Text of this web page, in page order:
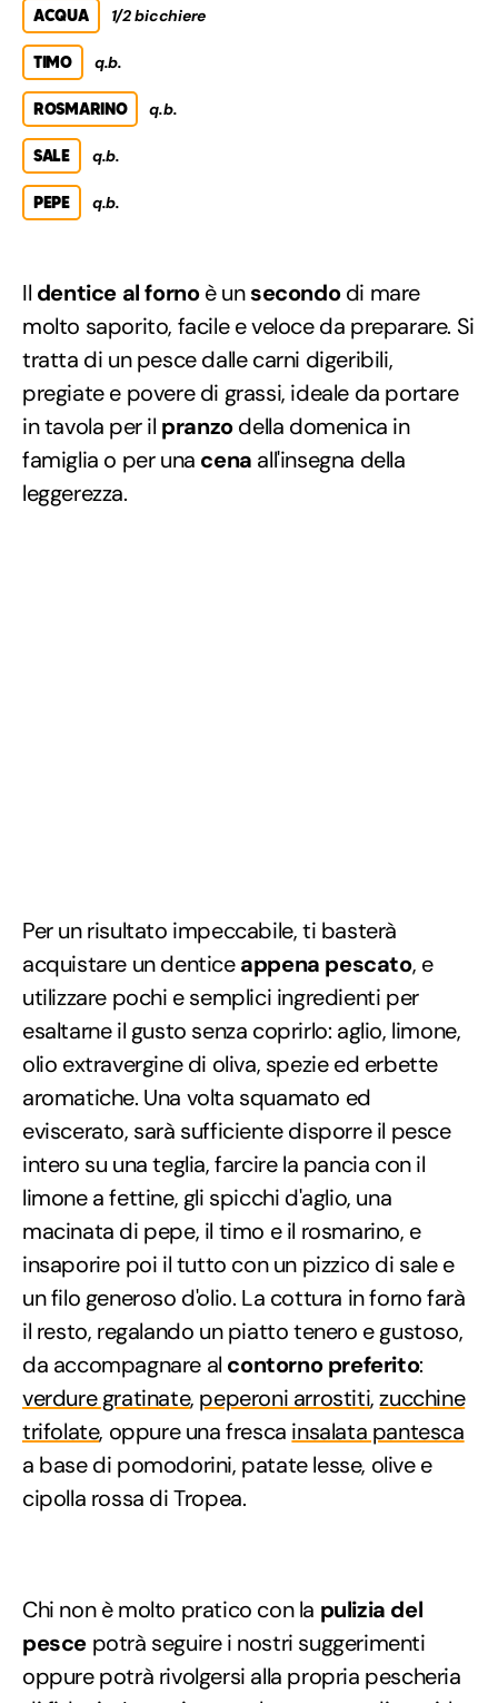
ACQUA 1/2 bicchiere
TIMO q.b.
ROSMARINO q.b.
SALE q.b.
PEPE q.b.
Il dentice al fornoè unsecondodi mare
molto saporito, facile e veloce da preparare. Si
tratta di un pesce dalle carni digeribili,
pregiate e povere di grassi, ideale da portare
in tavola per il pranzodella domenica in
famiglia o per una cena all'insegna della
leggerezza.
Per un risultato impeccabile, ti basterà
acquistare un denticeappena pescato, e
utilizzare pochi e semplici ingredienti per
esaltarne il gusto senza coprirlo: aglio, limone,
olio extravergine di oliva, spezie ed erbette
aromatiche. Una volta squamato ed
eviscerato, sarà sufficiente disporre il pesce
intero su una teglia, farcire la pancia con il
limone a fettine, gli spicchi d'aglio, una
macinata di pepe, il timo e il rosmarino, e
insaporire poi il tutto con un pizzico di sale e
un filo generoso d'olio. La cottura in forno farà
il resto, regalando un piatto tenero e gustoso,
da accompagnare al contorno preferito:
verdure gratinate, peperoni arrostiti,zucchine
trifolate, oppure una fresca insalata pantesca
a base di pomodorini, patate lesse, olive e
cipolla rossa di Tropea.
Chi non è molto pratico con la pulizia del
pesce potrà seguire i nostri suggerimenti
oppure potrà rivolgersi alla propria pescheria